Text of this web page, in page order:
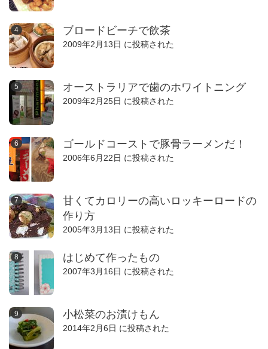
ブロードビーチで飲茶
2009年2月13日 に投稿された
オーストラリアで歯のホワイトニング
2009年2月25日 に投稿された
ゴールドコーストで豚骨ラーメンだ！
2006年6月22日 に投稿された
甘くてカロリーの高いロッキーロードの
作り方
2005年3月13日 に投稿された
はじめて作ったもの
2007年3月16日 に投稿された
小松菜のお漬けもん
2014年2月6日 に投稿された